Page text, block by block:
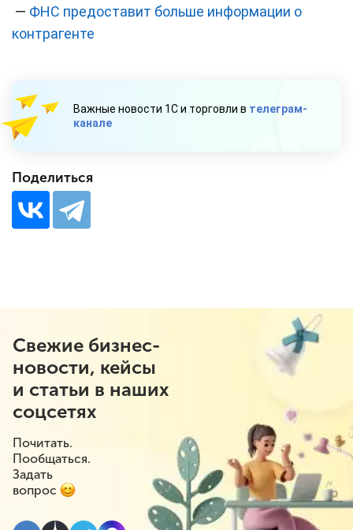
— ФНС предоставит больше информации о
контрагенте
Важные новости 1С и торговли в телеграм-
канале
Поделиться
Свежие бизнес-
новости, кейсы
и статьи в наших
соцсетях
Почитать.
Пообщаться.
Задать
вопрос